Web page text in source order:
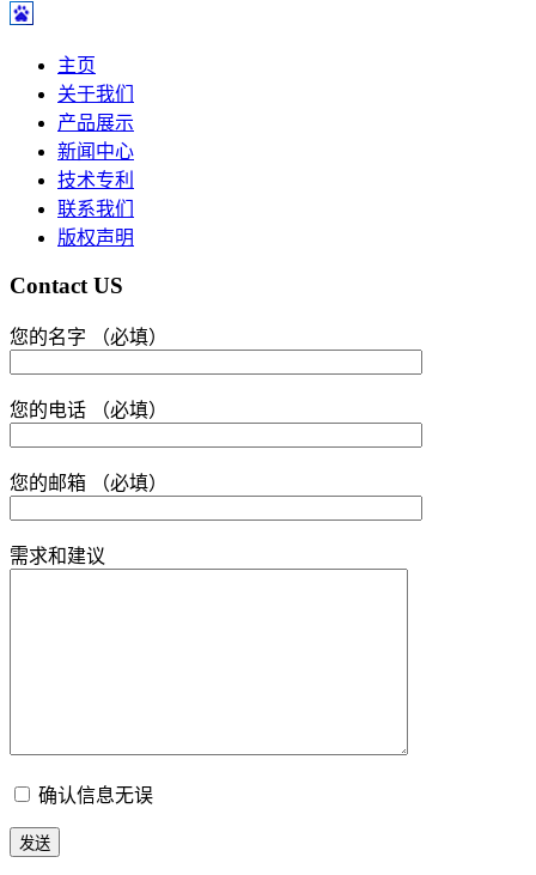
主页
关于我们
产品展示
新闻中心
技术专利
联系我们
版权声明
Contact US
您的名字 （必填）
您的电话 （必填）
您的邮箱 （必填）
需求和建议
确认信息无误